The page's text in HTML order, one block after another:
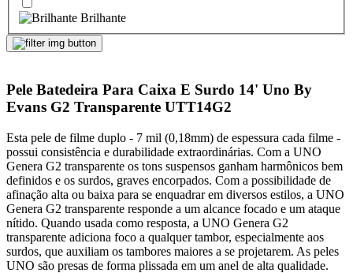
Brilhante
Pele Batedeira Para Caixa E Surdo 14' Uno By
Evans G2 Transparente UTT14G2
Esta pele de filme duplo - 7 mil (0,18mm) de espessura cada filme -
possui consistência e durabilidade extraordinárias. Com a UNO
Genera G2 transparente os tons suspensos ganham harmônicos bem
definidos e os surdos, graves encorpados. Com a possibilidade de
afinação alta ou baixa para se enquadrar em diversos estilos, a UNO
Genera G2 transparente responde a um alcance focado e um ataque
nítido. Quando usada como resposta, a UNO Genera G2
transparente adiciona foco a qualquer tambor, especialmente aos
surdos, que auxiliam os tambores maiores a se projetarem. As peles
UNO são presas de forma plissada em um anel de alta qualidade.